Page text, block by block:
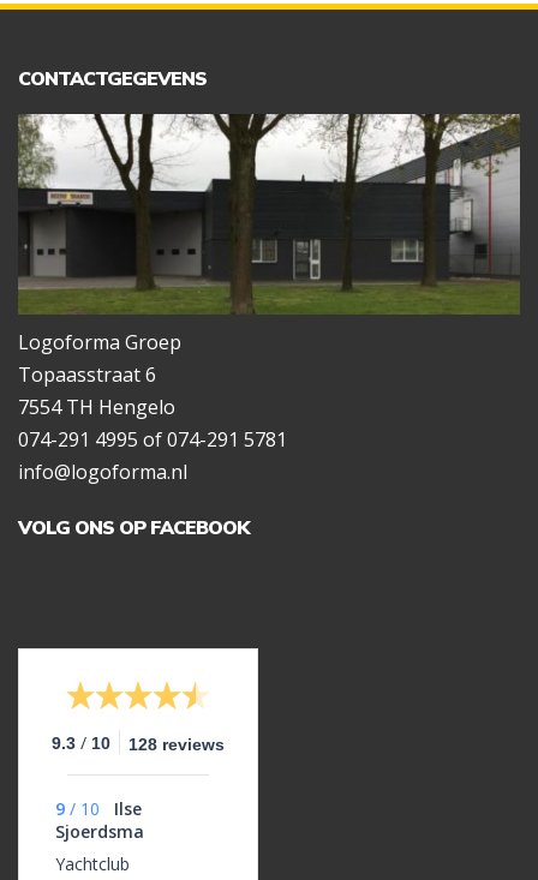
CONTACTGEGEVENS
Logoforma Groep
Topaasstraat 6
7554 TH Hengelo
074-291 4995 of 074-291 5781
info@logoforma.nl
VOLG ONS OP FACEBOOK
9.3 / 10 128 reviews
9 / 10
Ilse
Sjoerdsma
Yachtclub